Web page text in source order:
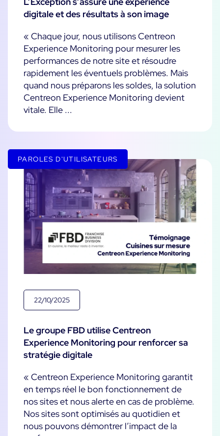
Essai gratuit
digitale et des résultats à son image
« Chaque jour, nous utilisons Centreon
Experience Monitoring pour mesurer les
performances de notre site et résoudre
rapidement les éventuels problèmes. Mais
quand nous préparons les soldes, la solution
Centreon Experience Monitoring devient
vitale. Elle ...
PAROLES D'UTILISATEURS
22/10/2025
Le groupe FBD utilise Centreon
Experience Monitoring pour renforcer sa
stratégie digitale
« Centreon Experience Monitoring garantit
en temps réel le bon fonctionnement de
nos sites et nous alerte en cas de problème.
Nos sites sont optimisés au quotidien et
nous pouvons démontrer l’impact de la